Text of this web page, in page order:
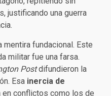
justificando una guerra
mentira fundacional. Este
militar fue una farsa.
Postdifundieron la
Esa inercia de
en conflictos como los de